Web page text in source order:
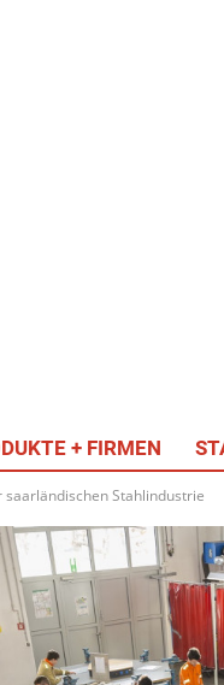
+ FIRMEN
saarländischen Stahlindustrie